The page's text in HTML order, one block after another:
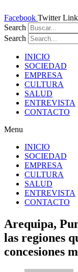
al
contenido
Facebook Twitter
Search
Search
INICIO
SOCIEDAD
EMPRESA
CULTURA
SALUD
ENTREVISTA
CONTACTO
Menu
INICIO
SOCIEDAD
EMPRESA
CULTURA
SALUD
ENTREVISTA
CONTACTO
Arequipa,
las regiones
concesiones